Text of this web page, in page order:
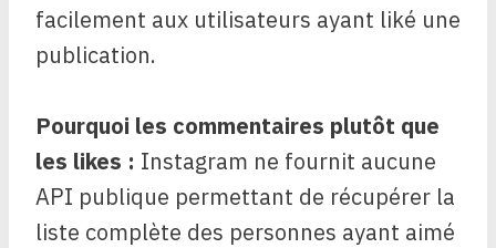
facilement aux utilisateurs ayant liké une
publication.
Pourquoi les commentaires plutôt que
les likes : Instagram ne fournit aucune
API publique permettant de récupérer la
liste complète des personnes ayant aimé